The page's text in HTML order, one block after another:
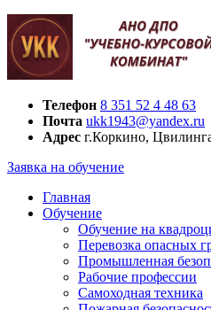
Телефон 8 351 52 4 48 63
Почта ukk1943@yandex.ru
Адрес г.Коркино,
Заявка на обучение
Главная
Обучение
Обучение на
Перевозка опасных
Промышленная
Рабочие профессии
Самоходная техника